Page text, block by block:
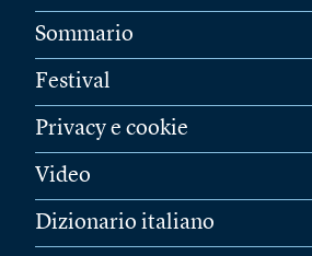
Sommario
Festival
Privacy e cookie
Video
Dizionario italiano